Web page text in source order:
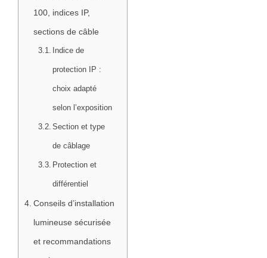
100, indices IP,
sections de câble
Indice de
protection IP :
choix adapté
selon l’exposition
Section et type
de câblage
Protection et
différentiel
Conseils d’installation
lumineuse sécurisée
et recommandations